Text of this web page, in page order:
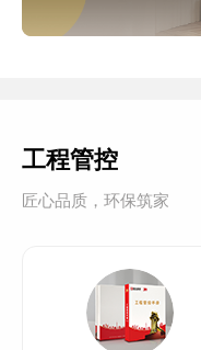
工程管控
匠心品质，环保筑家